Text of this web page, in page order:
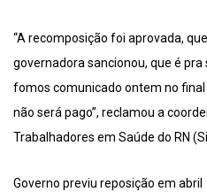
“A recomposição foi aprovada,
governadora sancionou, que é pra
fomos comunicado ontem no
não será pago”, reclamou a
Trabalhadores em Saúde do RN
Governo previu reposição em abril